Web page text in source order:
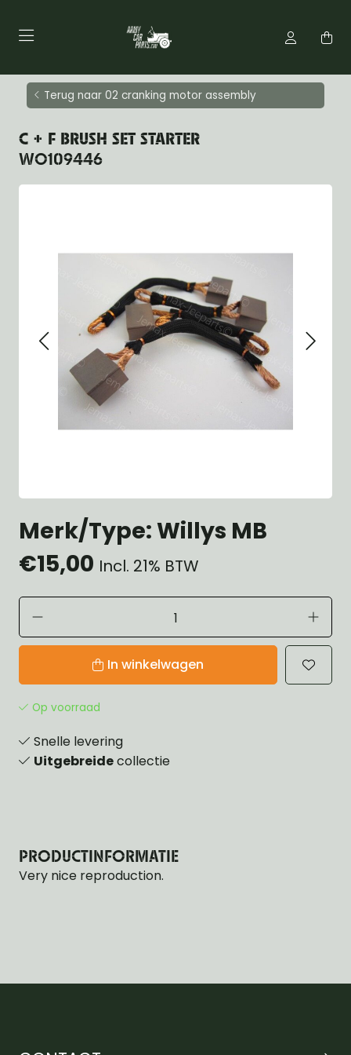
Terug naar 02 cranking motor assembly
C + F BRUSH SET STARTER
WO109446
Merk/Type: Willys MB
€15,00 Incl. 21% BTW
In winkelwagen
Op voorraad
Snelle levering
Uitgebreidecollectie
PRODUCTINFORMATIE
Very nice reproduction.